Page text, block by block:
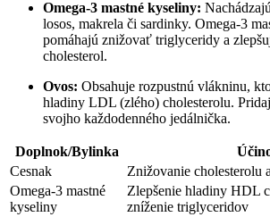
Omega-3 mastné ​kyseliny:
losos, makrela či sardinky. Omega-3
pomáhajú znižovať triglyceridy a
cholesterol.
Ovos: Obsahuje rozpustnú vlákninu,
hladiny⁢ LDL ​(zlého) cholesterolu.
svojho každodenného jedálnička.
Doplnok/Bylinka
Cesnak
Znižovanie cholesterolu
Omega-3 mastné
kyseliny
Zlepšenie hladiny HDL
zníženie triglyceridov